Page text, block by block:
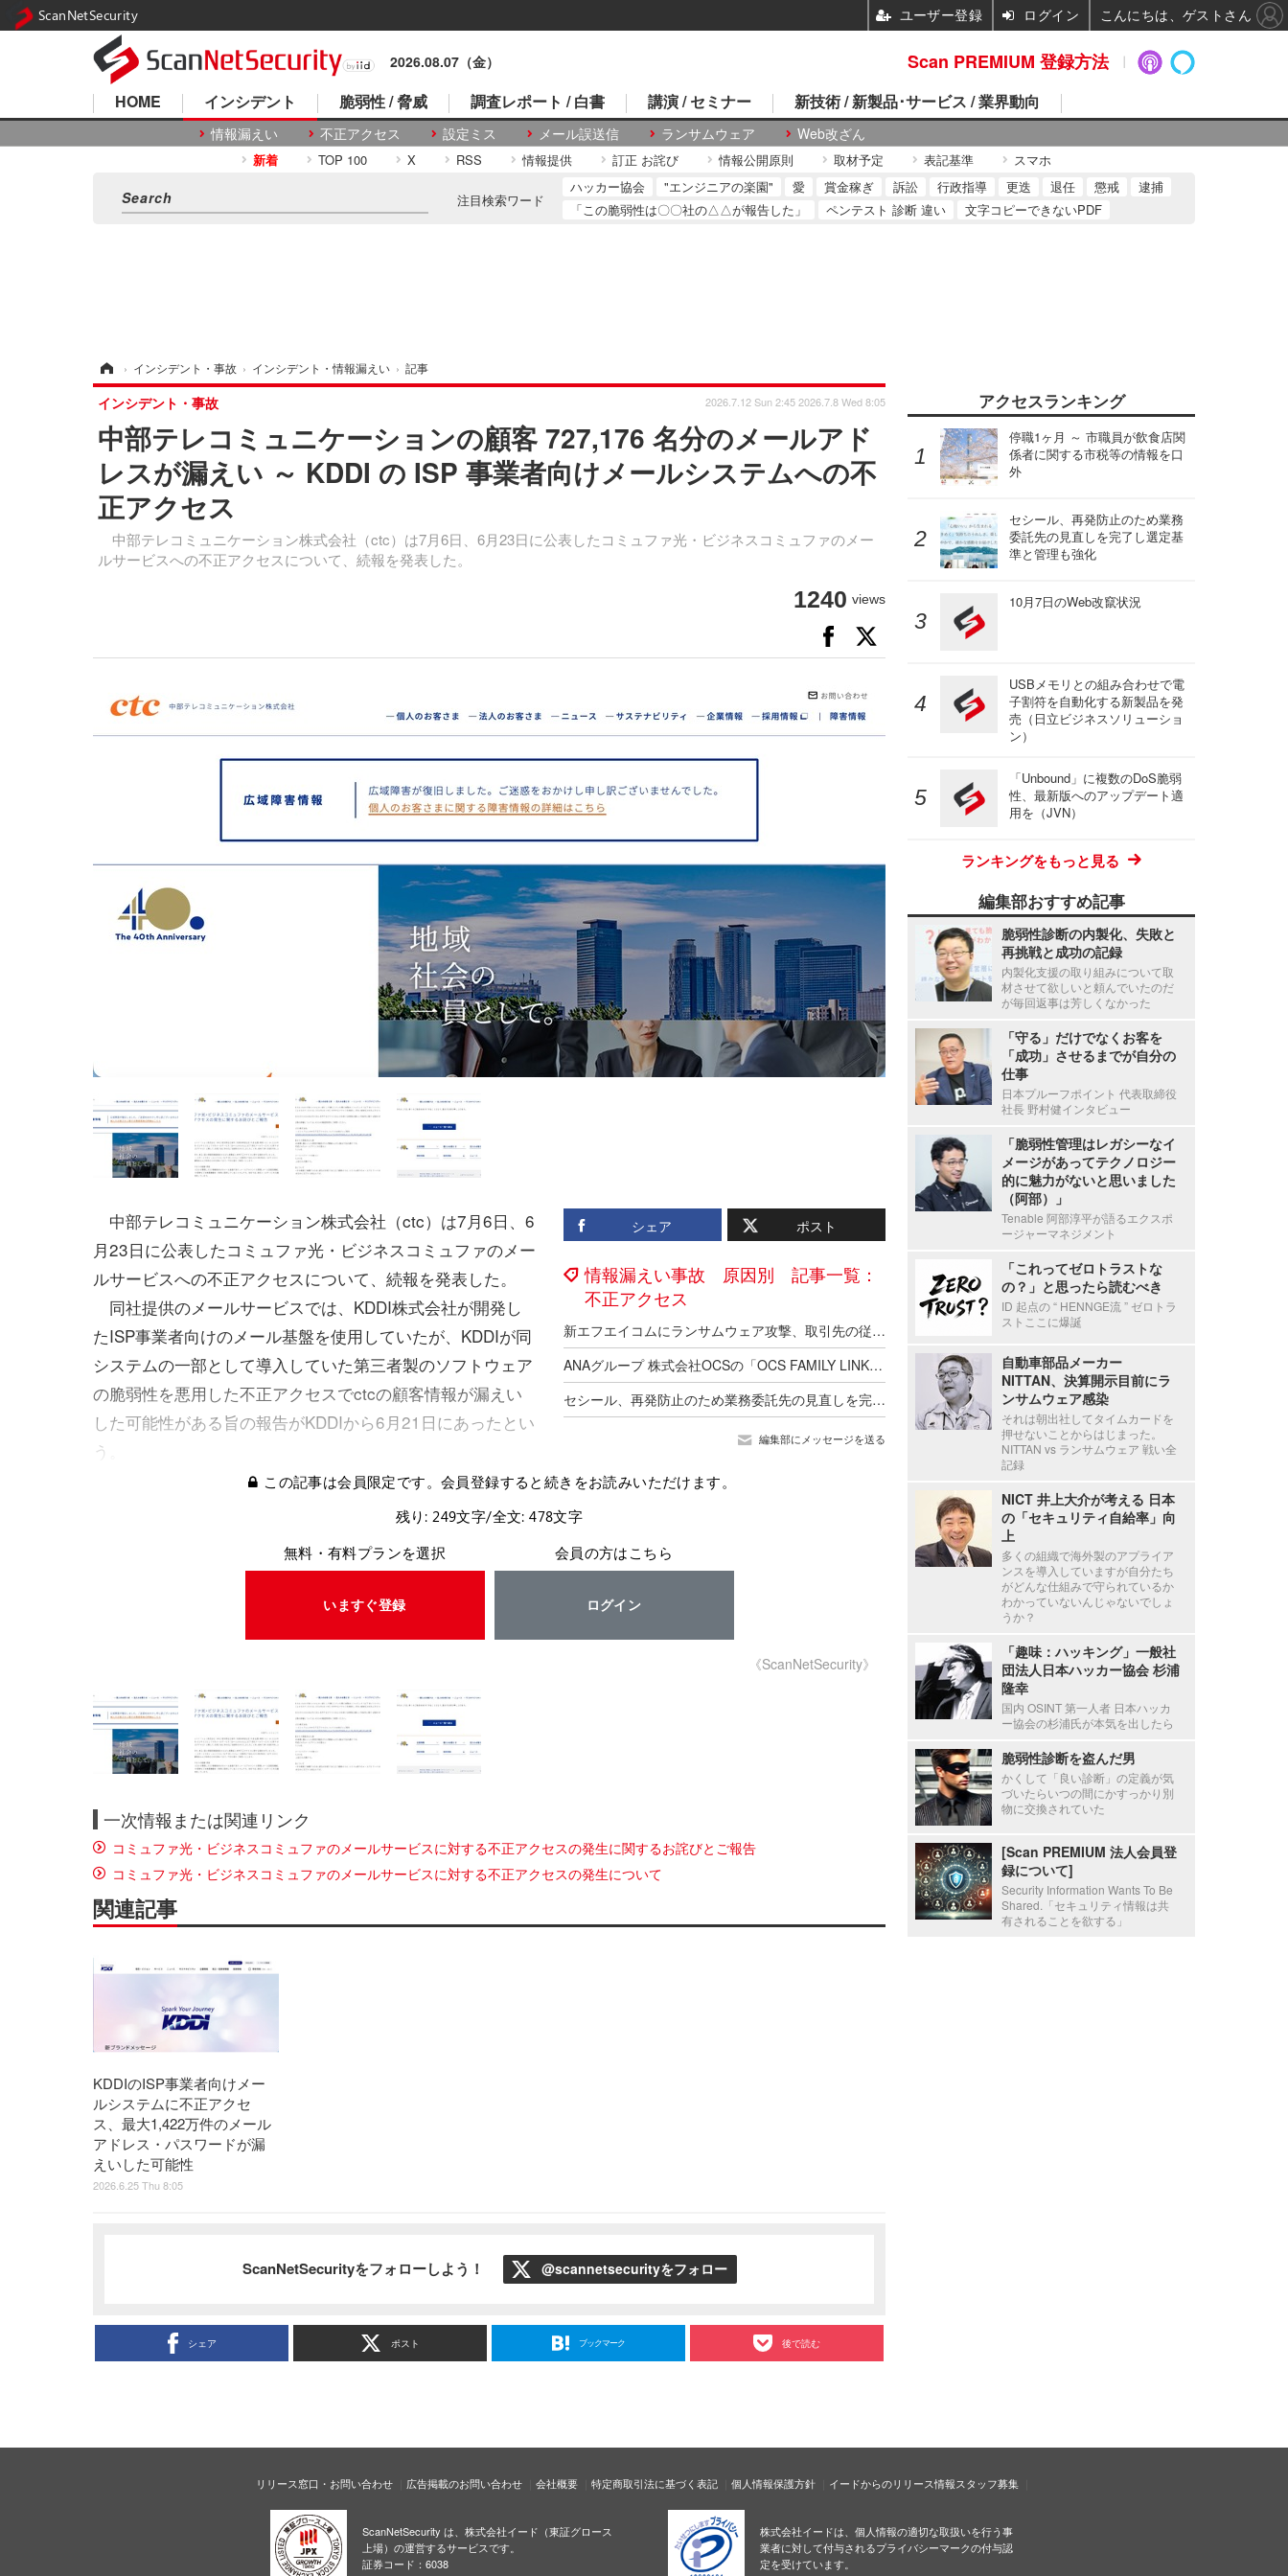
2026.08.07（金）
HOME インシデント
情報漏えい 不正アクセス 設定ミス メール誤送信 ランサムウェア Web改ざん
脆弱性 / 脅威 調査レポート / 白書 講演 / セミナー 新技術 / 新製品･サービス / 業界動向
新着 TOP 100 X RSS 情報提供 訂正 お詫び 情報公開原則 取材予定 表記基準 スマホ
注目検索ワード
ハッカー協会 "エンジニアの楽園" 愛 賞金稼ぎ 訴訟 行政指導 更迭 退任 懲戒
逮捕
「この脆弱性は〇〇社の△△が報告した」
ペンテスト 診断 違い 文字コピーできないPDF
› インシデント・事故 › インシデント・情報漏えい › 記事
中部テレコミュニケーションの顧客 727,176 名分のメールアド
レスが漏えい ～ KDDI の ISP 事業者向けメールシステムへの不
正アクセス
中部テレコミュニケーション株式会社（ctc）は7月6日、6月23日に公表したコミュファ光・ビジネスコミュファのメー
ルサービスへの不正アクセスについて、続報を発表した。
インシデント・事故 2026.7.12 Sun 2:45 2026.7.8 Wed 8:05
1240 views
シェア ポスト
情報漏えい事故 原因別 記事一覧：
不正アクセス
新エフエイコムにランサムウェア攻撃、取引先の従業員に関する個人情報が漏えいした可能性
ANAグループ 株式会社OCSの「OCS FAMILY LINK SERVICE」に不正アクセス、一部の個人情報・データが流出した可能性
セシール、再発防止のため業務委託先の見直しを完了し選定基準と管理も強化
編集部にメッセージを送る
中部テレコミュニケーション株式会社（ctc）は7月6日、6
月23日に公表したコミュファ光・ビジネスコミュファのメー
ルサービスへの不正アクセスについて、続報を発表した。
同社提供のメールサービスでは、KDDI株式会社が開発し
たISP事業者向けのメール基盤を使用していたが、KDDIが同
システムの一部として導入していた第三者製のソフトウェア
の脆弱性を悪用した不正アクセスでctcの顧客情報が漏えい
した可能性がある旨の報告がKDDIから6月21日にあったとい
う。
この記事は会員限定です。会員登録すると続きをお読みいただけます。
残り: 249文字/全文: 478文字
無料・有料プランを選択
いますぐ登録
会員の方はこちら
ログイン
《ScanNetSecurity》
一次情報または関連リンク
コミュファ光・ビジネスコミュファのメールサービスに対する不正アクセスの発生に関するお詫びとご報告
コミュファ光・ビジネスコミュファのメールサービスに対する不正アクセスの発生について
関連記事
KDDIのISP事業者向けメー
ルシステムに不正アクセ
ス、最大1,422万件のメール
アドレス・パスワードが漏
えいした可能性
2026.6.25 Thu 8:05
ScanNetSecurityをフォローしよう！ @scannetsecurityをフォロー
シェア ポスト ブックマーク 後で読む
アクセスランキング
停職1ヶ月 ～ 市職員が飲食店関
係者に関する市税等の情報を口
外
セシール、再発防止のため業務
委託先の見直しを完了し選定基
準と管理も強化
10月7日のWeb改竄状況
USBメモリとの組み合わせで電
子割符を自動化する新製品を発
売（日立ビジネスソリューショ
ン）
「Unbound」に複数のDoS脆弱
性、最新版へのアップデート適
用を（JVN）
ランキングをもっと見る
編集部おすすめ記事
脆弱性診断の内製化、失敗と
再挑戦と成功の記録
内製化支援の取り組みについて取
材させて欲しいと頼んでいたのだ
が毎回返事は芳しくなかった
「守る」だけでなくお客を
「成功」させるまでが自分の
仕事
日本プルーフポイント 代表取締役
社長 野村健インタビュー
「脆弱性管理はレガシーなイ
メージがあってテクノロジー
的に魅力がないと思いました
（阿部）」
Tenable 阿部淳平が語るエクスポ
ージャーマネジメント
「これってゼロトラストな
の？」と思ったら読むべき
ID 起点の “ HENNGE流 ” ゼロトラ
ストここに爆誕
自動車部品メーカー
NITTAN、決算開示目前にラ
ンサムウェア感染
それは朝出社してタイムカードを
押せないことからはじまった。
NITTAN vs ランサムウェア 戦い全
記録
NICT 井上大介が考える 日本
の「セキュリティ自給率」向
上
多くの組織で海外製のアプライア
ンスを導入していますが自分たち
がどんな仕組みで守られているか
わかっていないんじゃないでしょ
うか？
「趣味：ハッキング」一般社
団法人日本ハッカー協会 杉浦
隆幸
国内 OSINT 第一人者 日本ハッカ
ー協会の杉浦氏が本気を出したら
脆弱性診断を盗んだ男
かくして「良い診断」の定義が気
づいたらいつの間にかすっかり別
物に交換されていた
[Scan PREMIUM 法人会員登
録について]
Security Information Wants To Be
Shared.「セキュリティ情報は共
有されることを欲する」
リリース窓口・お問い合わせ 広告掲載のお問い合わせ 会社概要 特定商取引法に基づく表記 個人情報保護方針 イードからのリリース情報スタッフ募集
ScanNetSecurity は、株式会社イード（東証グロース
上場）の運営するサービスです。
証券コード：6038
株式会社イードは、個人情報の適切な取扱いを行う事
業者に対して付与されるプライバシーマークの付与認
定を受けています。
Scan PREMIUM 登録方法
ScanNetSecurity ユーザー登録 ログイン こんにちは、ゲストさん